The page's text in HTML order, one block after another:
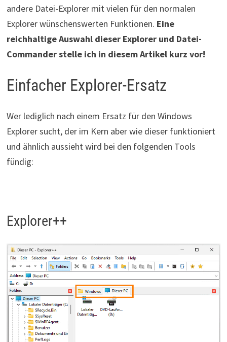
andere Datei-Explorer mit vielen für den normalen
Explorer wünschenswerten Funktionen. Eine
reichhaltige Auswahl dieser Explorer und Datei-
Commander stelle ich in diesem Artikel kurz vor!
Einfacher Explorer-Ersatz
Wer lediglich nach einem Ersatz für den Windows
Explorer sucht, der im Kern aber wie dieser funktioniert
und ähnlich aussieht wird bei den folgenden Tools
fündig:
Explorer++